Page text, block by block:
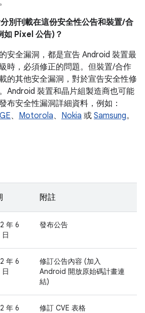
別刊載在這份安全性公告和裝置/合
如 Pixel 公告)？
安全漏洞，都是宣告 Android 裝置最
時，必須修正的問題。但裝置/合作
的其他安全漏洞，對於宣告安全性修
Android 裝置和晶片組製造商也可能
布安全性漏洞詳細資料，例如：
、 Motorola、 Nokia 或 Samsung。
附註
年 6
日
發布公告
年 6
日
修訂公告內容 (加入
Android 開放原始碼計畫連
結)
年 6
修訂 CVE 表格